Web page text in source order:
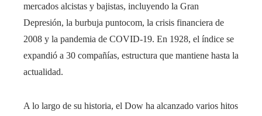
mercados alcistas y bajistas, incluyendo la Gran
Depresión, la burbuja puntocom, la crisis financiera de
2008 y la pandemia de COVID-19. En 1928, el índice se
expandió a 30 compañías, estructura que mantiene hasta la
actualidad.
A lo largo de su historia, el Dow ha alcanzado varios hitos